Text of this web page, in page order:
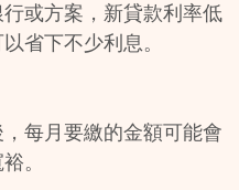
或方案，新貸款利率低
省下不少利息。
每月要繳的金額可能會
。